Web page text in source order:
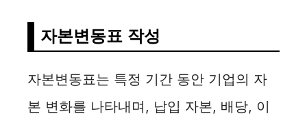
자본변동표 작성
자본변동표는 특정 기간 동안 기업의 자
본 변화를 나타내며, 납입 자본, 배당, 이